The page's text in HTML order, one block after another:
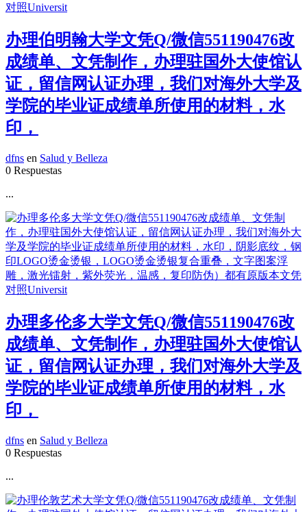
办理伯明翰大学文凭Q/微信551190476改
成绩单、文凭制作，办理驻国外大使馆认
证，留信网认证办理，我们对海外大学及
学院的毕业证成绩单所使用的材料，水
印，
dfns en Salud y Belleza
0 Respuestas
...
办理多伦多大学文凭Q/微信551190476改
成绩单、文凭制作，办理驻国外大使馆认
证，留信网认证办理，我们对海外大学及
学院的毕业证成绩单所使用的材料，水
印，
dfns en Salud y Belleza
0 Respuestas
...